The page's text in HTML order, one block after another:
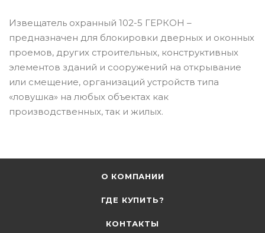
Извещатель охранный 102-5 ГЕРКОН –
предназначен для блокировки дверных и оконных
проемов, других строительных, конструктивных
элементов зданий и сооружений на открывание
или смещение, организаций устройств типа
«ловушка» на любых объектах как
производственных, так и жилых.
О КОМПАНИИ
ГДЕ КУПИТЬ?
КОНТАКТЫ